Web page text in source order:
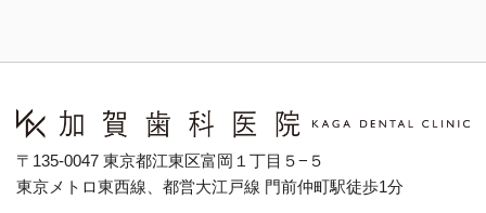
〒135-0047 東京都江東区富岡１丁目５−５
東京メトロ東西線、都営大江戸線 門前仲町駅徒歩1分